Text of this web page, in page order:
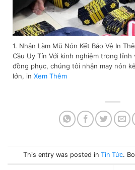
1. Nhận Làm Mũ Nón Kết Bảo Vệ In
Cầu Uy Tín Với kinh nghiệm trong lĩnh
đồng phục, chúng tôi nhận may nón
lớn, in Xem Thêm
This entry was posted in Tin Tức.